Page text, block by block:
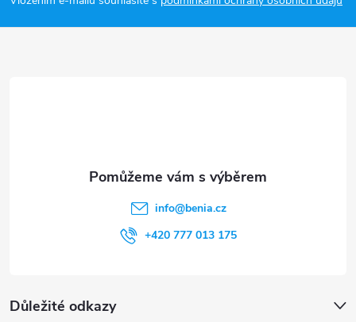
a
Důležité odkazy
info@benia.cz
+420 777 013 175